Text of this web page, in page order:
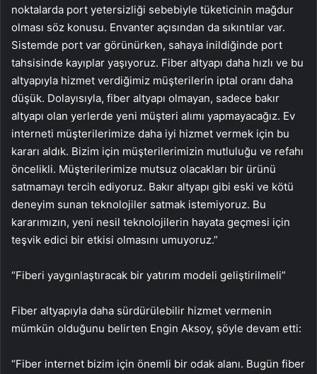
noktalarda port yetersizliği sebebiyle tüketicinin mağdur
olması söz konusu. Envanter açısından da sıkıntılar var.
Sistemde port var görünürken, sahaya inildiğinde port
tahsisinde kayıplar yaşıyoruz. Fiber altyapı daha hızlı ve bu
altyapıyla hizmet verdiğimiz müşterilerin iptal oranı daha
düşük. Dolayısıyla, fiber altyapı olmayan, sadece bakır
altyapı olan yerlerde yeni müşteri alımı yapmayacağız. Ev
interneti müşterilerimize daha iyi hizmet vermek için bu
kararı aldık. Bizim için müşterilerimizin mutluluğu ve refahı
öncelikli. Müşterilerimize mutsuz olacakları bir ürünü
satmamayı tercih ediyoruz. Bakır altyapı gibi eski ve kötü
deneyim sunan teknolojiler satmak istemiyoruz. Bu
kararımızın, yeni nesil teknolojilerin hayata geçmesi için
teşvik edici bir etkisi olmasını umuyoruz.”
“Fiberi yaygınlaştıracak bir yatırım modeli geliştirilmeli”
Fiber altyapıyla daha sürdürülebilir hizmet vermenin
mümkün olduğunu belirten Engin Aksoy, şöyle devam etti:
“Fiber internet bizim için önemli bir odak alanı. Bugün fiber